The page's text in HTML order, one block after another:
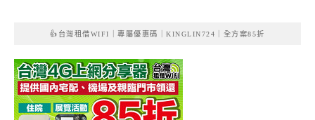
👍台灣租借WIFI｜專屬優惠碼｜KINGLIN724｜全方案85折